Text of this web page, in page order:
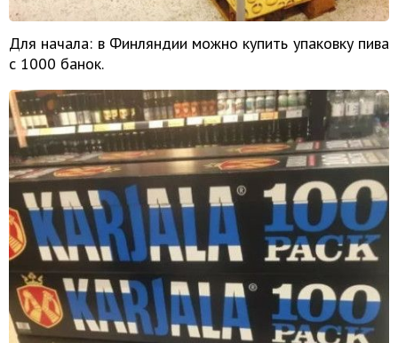
Для начала: в Финляндии можно купить упаковку пива
с 1000 банок.